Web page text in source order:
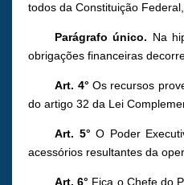
todos da Constituição
Parágrafo único. Na
obrigações financeiras
Art. 4° Os recursos
do artigo 32 da Lei
Art. 5° O Poder
acessórios resultantes da
Art. 6° Fica o Chefe do